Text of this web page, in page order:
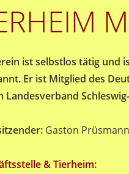
ist selbstlos tätig und
Er ist Mitglied des
Landesverband
Gaston Prüsmann
& Tierheim: